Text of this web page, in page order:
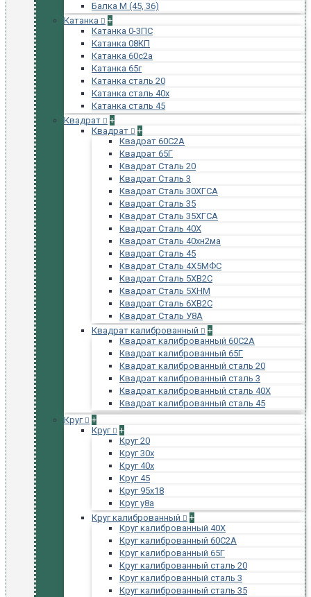
Балка М (45, 36)
Катанка
+
Катанка 0-3ПС
Катанка 08КП
Катанка 60с2а
Катанка 65г
Катанка сталь 20
Катанка сталь 40х
Катанка сталь 45
Квадрат
+
Квадрат
+
Квадрат 60С2А
Квадрат 65Г
Квадрат Сталь 20
Квадрат Сталь 3
Квадрат Сталь 30ХГСА
Квадрат Сталь 35
Квадрат Сталь 35ХГСА
Квадрат Сталь 40Х
Квадрат Сталь 40хн2ма
Квадрат Сталь 45
Квадрат Сталь 4Х5МФС
Квадрат Сталь 5ХВ2С
Квадрат Сталь 5ХНМ
Квадрат Сталь 6ХВ2С
Квадрат Сталь У8А
Квадрат калиброванный
+
Квадрат калиброванный 60С2А
Квадрат калиброванный 65Г
Квадрат калиброванный сталь 20
Квадрат калиброванный сталь 3
Квадрат калиброванный сталь 40Х
Квадрат калиброванный сталь 45
Круг
+
Круг
+
Круг 20
Круг 30х
Круг 40х
Круг 45
Круг 95х18
Круг у8а
Круг калиброванный
+
Круг калиброванный 40Х
Круг калиброванный 60С2А
Круг калиброванный 65Г
Круг калиброванный сталь 20
Круг калиброванный сталь 3
Круг калиброванный сталь 35